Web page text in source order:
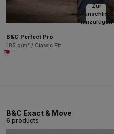
Zur
Wunschliste
hinzufügen
B&C Perfect Pro
185 g/m² / Classic Fit
+1
B&C Exact & Move
6 products